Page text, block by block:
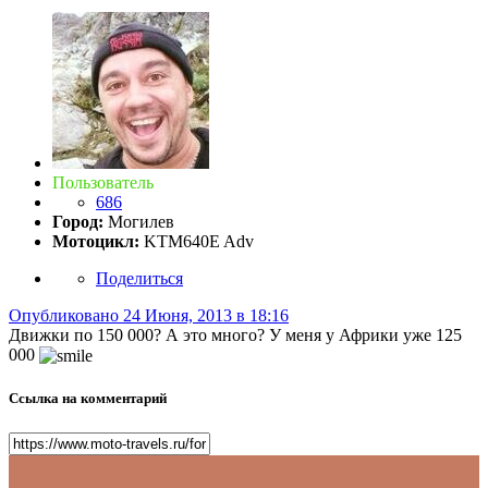
Пользователь
686
Город: Могилев
Мотоцикл: KTM640E Adv
Поделиться
Опубликовано 24 Июня, 2013 в 18:16
Движки по 150 000? А это много? У меня у Африки уже 125
000
Ссылка на комментарий